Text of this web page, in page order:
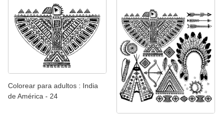
Colorear para adultos : India
de América - 24